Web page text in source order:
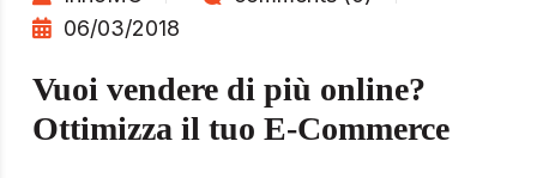
06/03/2018
Vuoi vendere di più online?
Ottimizza il tuo E-Commerce